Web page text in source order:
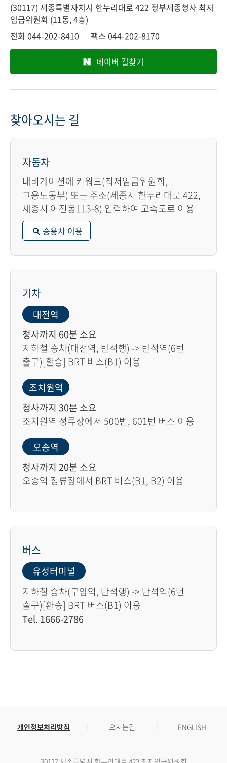
(30117) 세종특별자치시 한누리대로 422 정부세종청사 최저
임금위원회 (11동, 4층)
전화044-202-8410 팩스 044-202-8170
네이버 길찾기
찾아오시는 길
자동차
내비게이션에 키워드(최저임금위원회,
고용노동부) 또는 주소(세종시 한누리대로 422,
세종시 어진동113-8) 입력하여 고속도로 이용
승용차 이용
기차
대전역
청사까지 60분 소요
지하철 승차(대전역, 반석행) -> 반석역(6번
출구)[환승] BRT 버스(B1) 이용
조치원역
청사까지 30분 소요
조치원역 정류장에서 500번, 601번 버스 이용
오송역
청사까지 20분 소요
오송역 정류장에서 BRT 버스(B1, B2) 이용
버스
유성터미널
지하철 승차(구암역, 반석행) -> 반석역(6번
출구)[환승] BRT 버스(B1) 이용
Tel. 1666-2786
개인정보처리방침 오시는길 ENGLISH